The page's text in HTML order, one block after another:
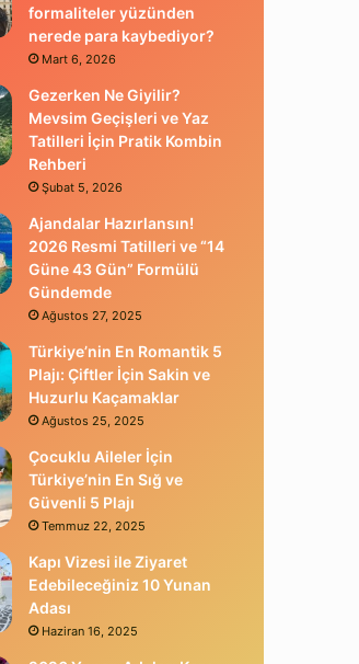
formaliteler yüzünden
nerede para kaybediyor?
Mart 6, 2026
Gezerken Ne Giyilir?
Mevsim Geçişleri ve Yaz
Tatilleri İçin Pratik Kombin
Rehberi
Şubat 5, 2026
Ajandalar Hazırlansın!
2026 Resmi Tatilleri ve “14
Güne 43 Gün” Formülü
Gündemde
Ağustos 27, 2025
Türkiye’nin En Romantik 5
Plajı: Çiftler İçin Sakin ve
Huzurlu Kaçamaklar
Ağustos 25, 2025
Çocuklu Aileler İçin
Türkiye’nin En Sığ ve
Güvenli 5 Plajı
Temmuz 22, 2025
Kapı Vizesi ile Ziyaret
Edebileceğiniz 10 Yunan
Adası
Haziran 16, 2025